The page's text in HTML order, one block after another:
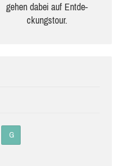
gehen dabei auf Ent­de­
ckungs­tour.
G